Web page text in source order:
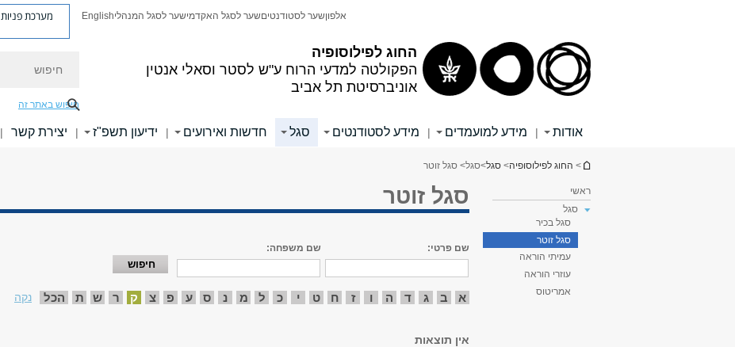
החוג לפילוסופיה
הפקולטה למדעי הרוח ע"ש לסטר וסאלי אנטין
אוניברסיטת תל אביב
אלפוןשער לסטודנטיםשער לסגל האקדמישער לסגל המנהליEnglish מערכת פניות
חיפוש באתר זה
אודות | מידע למועמדים | מידע לסטודנטים סגל חדשות ואירועים | ידיעון תשפ"ז | יצירת קשר |
הינך נמצא כאן
> החוג לפילוסופיה> סגל>סגל> סגל זוטר
ראשי
סגל
סגל בכיר
סגל זוטר
עמיתי הוראה
עוזרי הוראה
אמריטוס
סגל זוטר
שם פרטי: שם משפחה:
א ב ג ד ה ו ז ח ט י כ ל מ נ ס ע פ צ ק ר ש ת הכל נקה
אין תוצאות